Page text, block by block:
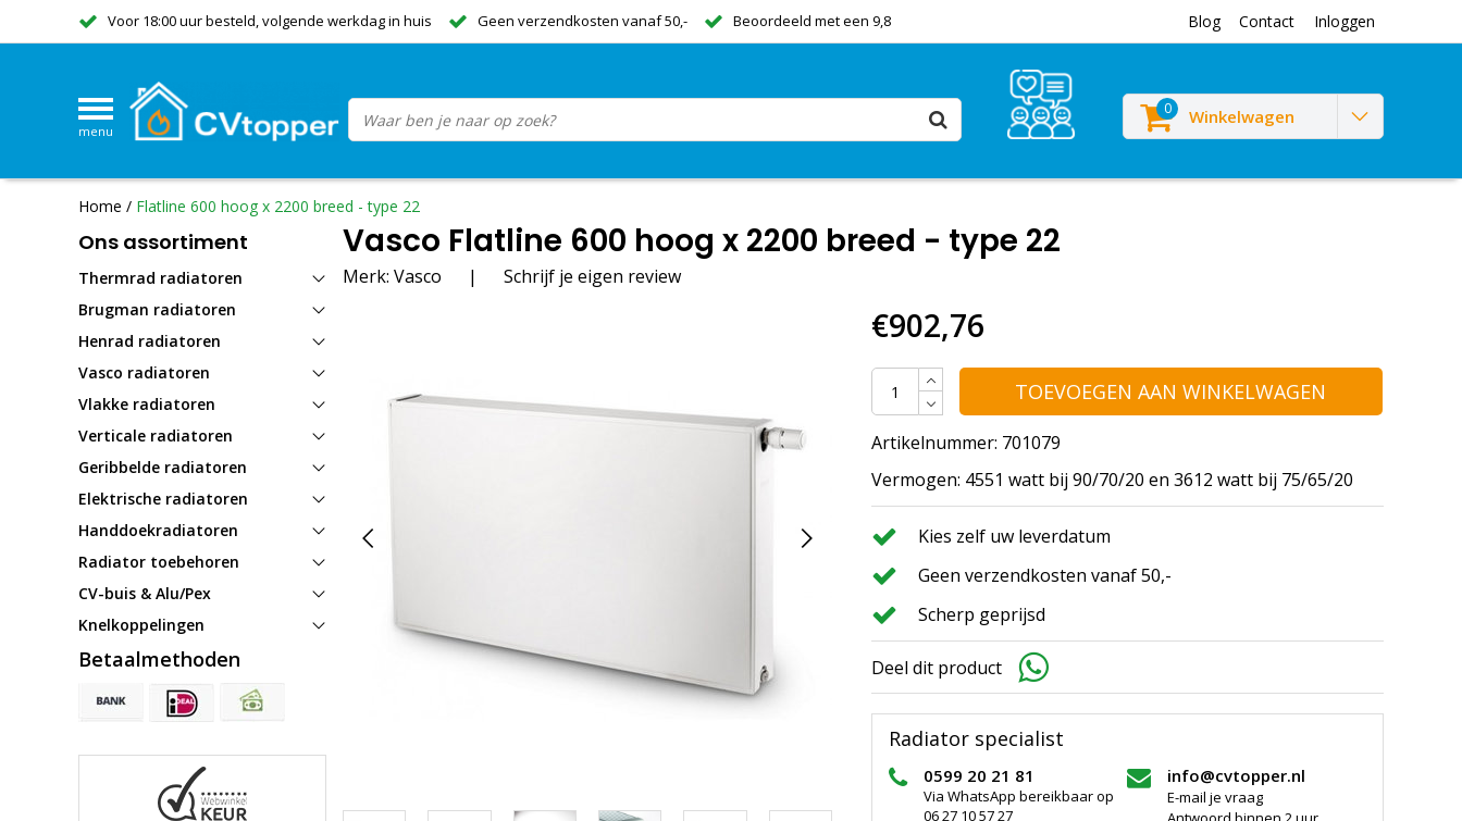
Voor 18:00 uur besteld, volgende werkdag in huis Geen verzendkosten vanaf 50,- Beoordeeld met een 9,8 Blog Contact Inloggen
menu
0 Winkelwagen
Home / Flatline 600 hoog x 2200 breed - type 22
Ons assortiment
Thermrad radiatoren
Brugman radiatoren
Henrad radiatoren
Vasco radiatoren
Vlakke radiatoren
Verticale radiatoren
Geribbelde radiatoren
Elektrische radiatoren
Handdoekradiatoren
Radiator toebehoren
CV-buis & Alu/Pex
Knelkoppelingen
Betaalmethoden
Vasco Flatline 600 hoog x 2200 breed - type 22
Merk: Vasco | Schrijf je eigen review
€902,76
TOEVOEGEN AAN WINKELWAGEN
Artikelnummer: 701079
Vermogen: 4551 watt bij 90/70/20 en 3612 watt bij 75/65/20
Kies zelf uw leverdatum
Geen verzendkosten vanaf 50,-
Scherp geprijsd
Deel dit product
Radiator specialist
0599 20 21 81
Via WhatsApp bereikbaar op
06 27 10 57 27
info@cvtopper.nl
E-mail je vraag